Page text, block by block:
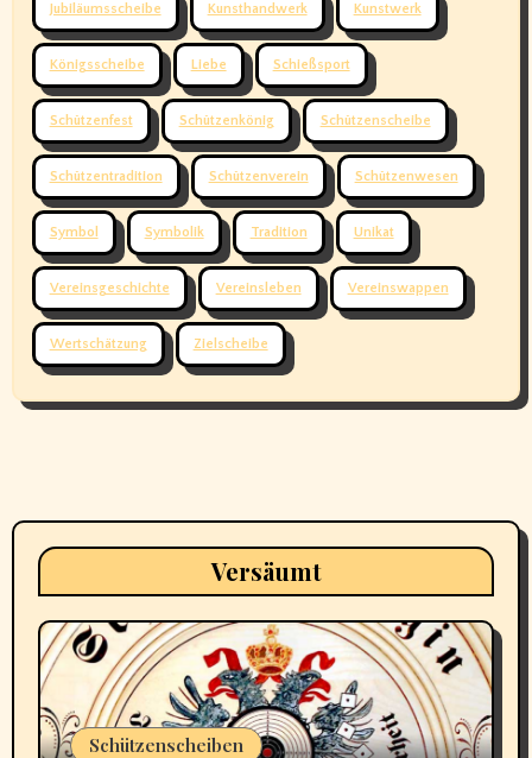
Jubiläumsscheibe Kunsthandwerk Kunstwerk
Königsscheibe Liebe Schießsport
Schützenfest Schützenkönig Schützenscheibe
Schützentradition Schützenverein Schützenwesen
Symbol Symbolik Tradition Unikat
Vereinsgeschichte Vereinsleben Vereinswappen
Wertschätzung Zielscheibe
Versäumt
Schützenscheiben